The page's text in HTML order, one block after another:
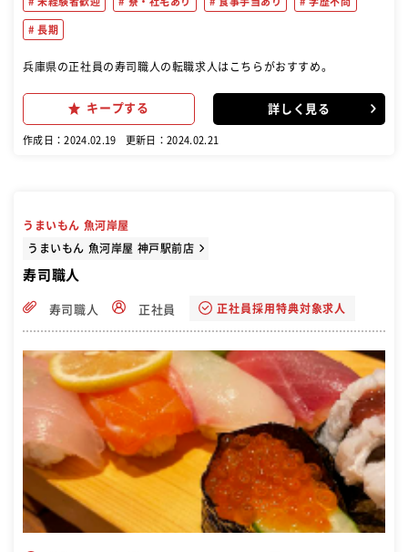
長期
兵庫県の正社員の寿司職人の転職求人はこちらがおすすめ。
キープする 詳しく見る
作成日：2024.02.19 更新日：2024.02.21
うまいもん 魚河岸屋
うまいもん 魚河岸屋 神戸駅前店
寿司職人
寿司職人 正社員 正社員採用特典対象求人